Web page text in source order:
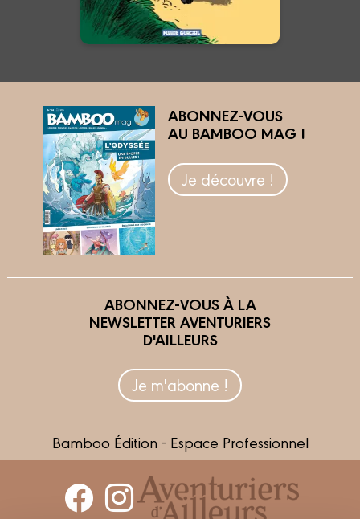
En voir +
ABONNEZ-VOUS
AU BAMBOO MAG !
Je découvre !
ABONNEZ-VOUS À LA
NEWSLETTER AVENTURIERS
D'AILLEURS
Je m'abonne !
Bamboo Édition - Espace Professionnel